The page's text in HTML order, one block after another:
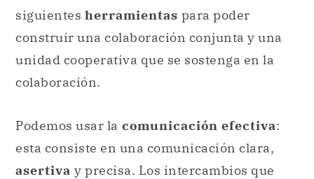
siguientes herramientas para poder
construir una colaboración conjunta y una
unidad cooperativa que se sostenga en la
colaboración.
Podemos usar la comunicación efectiva:
esta consiste en una comunicación clara,
asertiva y precisa. Los intercambios que